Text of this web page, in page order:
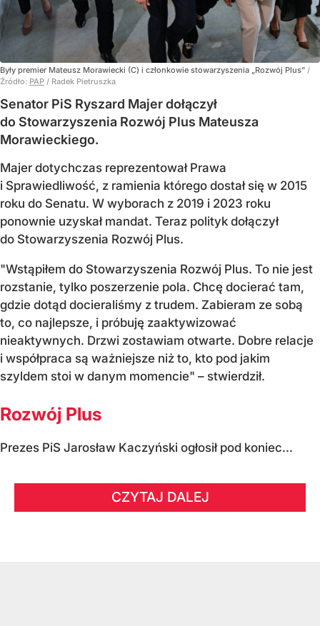
Były premier Mateusz Morawiecki (C) i członkowie stowarzyszenia „Rozwój Plus” /
Źródło: PAP / Radek Pietruszka
Senator PiS Ryszard Majer dołączył
do Stowarzyszenia Rozwój Plus Mateusza
Morawieckiego.
Majer dotychczas reprezentował Prawa
i Sprawiedliwość, z ramienia którego dostał się w 2015
roku do Senatu. W wyborach z 2019 i 2023 roku
ponownie uzyskał mandat. Teraz polityk dołączył
do Stowarzyszenia Rozwój Plus.
"Wstąpiłem do Stowarzyszenia Rozwój Plus. To nie jest
rozstanie, tylko poszerzenie pola. Chcę docierać tam,
gdzie dotąd docieraliśmy z trudem. Zabieram ze sobą
to, co najlepsze, i próbuję zaaktywizować
nieaktywnych. Drzwi zostawiam otwarte. Dobre relacje
i współpraca są ważniejsze niż to, kto pod jakim
szyldem stoi w danym momencie" – stwierdził.
Rozwój Plus
Prezes PiS Jarosław Kaczyński ogłosił pod koniec...
CZYTAJ DALEJ